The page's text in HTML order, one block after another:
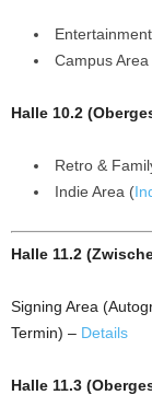
Campus
Halle 10.2
Retro &
Indie Area (
Halle 11.2
Signing Area
Termin) – Details
Halle 11.3